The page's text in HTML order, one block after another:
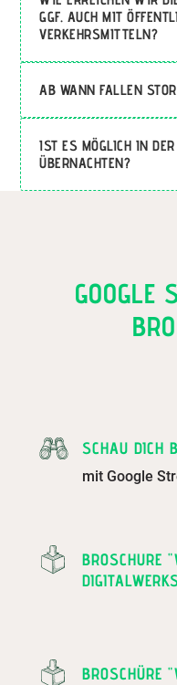
GGF. AUCH MIT
VERKEHRSMITTELN?
AB WANN FALLEN
IST ES MÖGLICH IN
ÜBERNACHTEN?
GOOGLE
SCHAU DICH
mit Google
BROSCHURE
BROSCHÜRE